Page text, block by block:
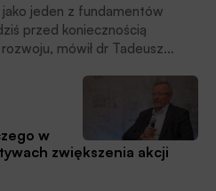
jeden z fundamentów
przed koniecznością
mówił dr Tadeusz
Szkoły Polskiego Sektora
w
zwiększenia akcji